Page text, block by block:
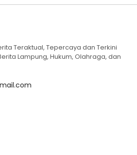
Teraktual, Tepercaya dan Terkini
Lampung, Hukum, Olahraga, dan